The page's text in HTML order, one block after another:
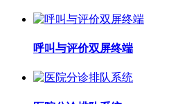
呼叫与评价双屏终端